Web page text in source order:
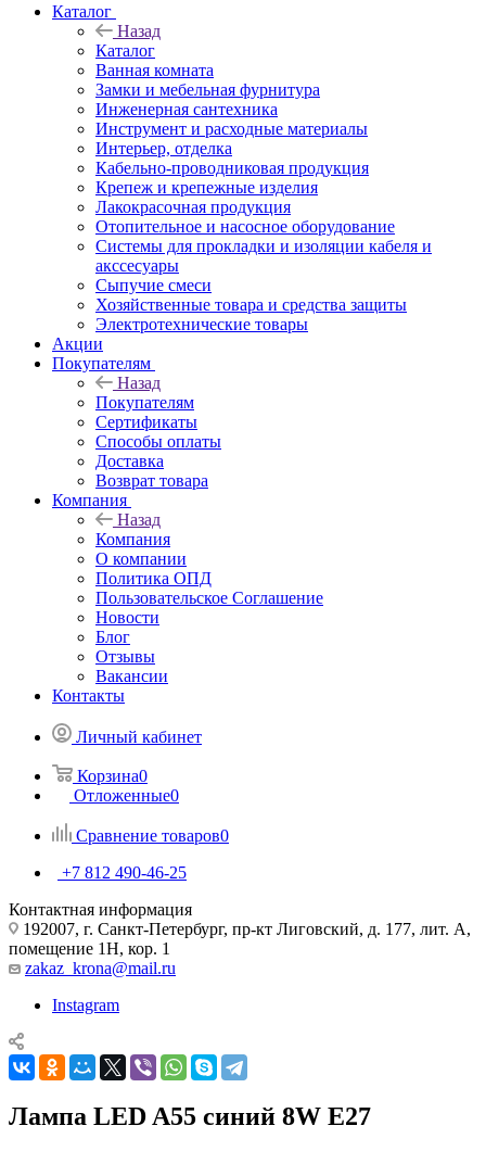
Каталог
Назад
Каталог
Ванная комната
Замки и мебельная фурнитура
Инженерная сантехника
Инструмент и расходные материалы
Интерьер, отделка
Кабельно-проводниковая продукция
Крепеж и крепежные изделия
Лакокрасочная продукция
Отопительное и насосное оборудование
Системы для прокладки и изоляции кабеля и
акссесуары
Сыпучие смеси
Хозяйственные товара и средства защиты
Электротехнические товары
Акции
Покупателям
Назад
Покупателям
Сертификаты
Способы оплаты
Доставка
Возврат товара
Компания
Назад
Компания
О компании
Политика ОПД
Пользовательское Соглашение
Новости
Блог
Отзывы
Вакансии
Контакты
Личный кабинет
Корзина0
Отложенные0
Сравнение товаров0
+7 812 490-46-25
Контактная информация
192007, г. Санкт-Петербург, пр-кт Лиговский, д. 177, лит. А,
помещение 1Н, кор. 1
zakaz_krona@mail.ru
Instagram
Лампа LED A55 синий 8W Е27